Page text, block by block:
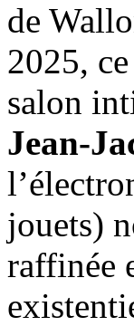
de
2025,
salon
Jean-
jouets)
raffinée